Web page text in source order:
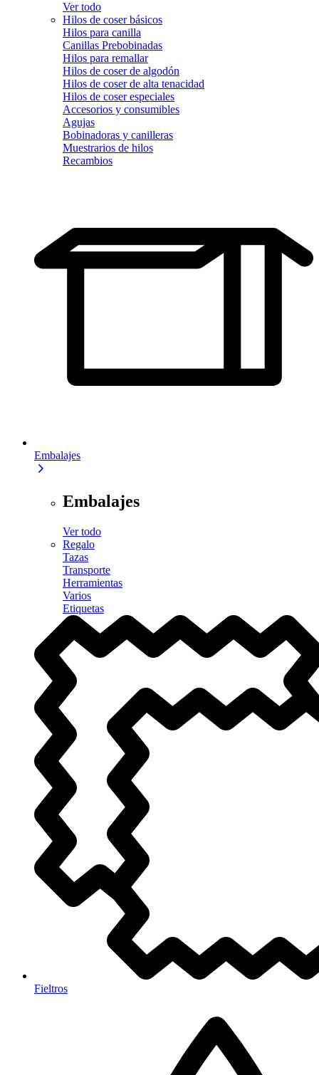
Ver todo
Hilos de coser básicos
Hilos para canilla
Canillas Prebobinadas
Hilos para remallar
Hilos de coser de algodón
Hilos de coser de alta tenacidad
Hilos de coser especiales
Accesorios y consumibles
Agujas
Bobinadoras y canilleras
Muestrarios de hilos
Recambios
Embalajes
Embalajes
Ver todo
Regalo
Tazas
Transporte
Herramientas
Varios
Etiquetas
Fieltros